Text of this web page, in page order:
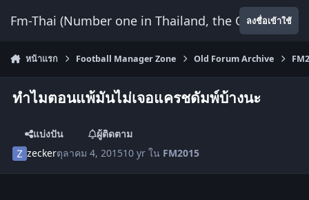
Fm-Thai (Number one in Thailand, the Onlyลงชื่อเข้าใช้
หน้าแรก Football Manager Zone Old Forum Archive
ทำไมตอนแพ้มันไม่เจอแครชดัมพ์บ้างนะ
แบ่งปัน
ผู้ติดตาม
zeckerตุลาคม 4, 201510 yr ใน FM2015